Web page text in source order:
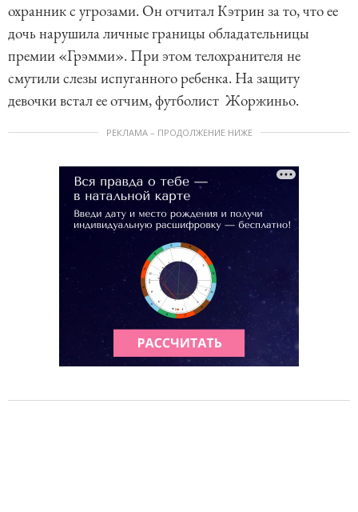
охранник с угрозами. Он отчитал Кэтрин за то, что ее
дочь нарушила личные границы обладательницы
премии «Грэмми». При этом телохранителя не
смутили слезы испуганного ребенка. На защиту
девочки встал ее отчим, футболист Жоржиньо.
РЕКЛАМА – ПРОДОЛЖЕНИЕ НИЖЕ